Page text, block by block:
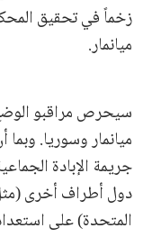
زخماً في تحقيق
ميانمار.
سيحرص مراقبو
ميانمار وسوريا.
دول أطراف أخرى (مثل
المتحدة) على